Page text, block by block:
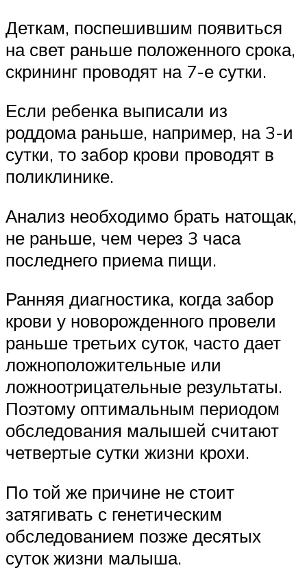
Деткам, поспешившим появиться
на свет раньше положенного срока,
скрининг проводят на 7-е сутки.
Если ребенка выписали из
роддома раньше, например, на 3-и
сутки, то забор крови проводят в
поликлинике.
Анализ необходимо брать натощак,
не раньше, чем через 3 часа
последнего приема пищи.
Ранняя диагностика, когда забор
крови у новорожденного провели
раньше третьих суток, часто дает
ложноположительные или
ложноотрицательные результаты.
Поэтому оптимальным периодом
обследования малышей считают
четвертые сутки жизни крохи.
По той же причине не стоит
затягивать с генетическим
обследованием позже десятых
суток жизни малыша.